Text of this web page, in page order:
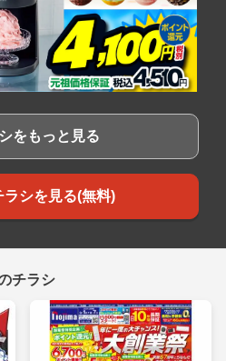
をもっと見る
ラシを見る(無料)
チラシ